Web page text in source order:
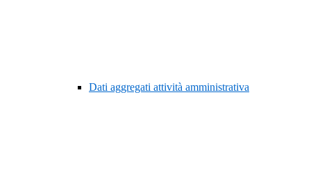
Dati aggregati attività amministrativa